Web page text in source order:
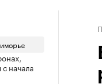
начала